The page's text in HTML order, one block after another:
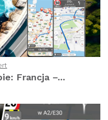
Francja –...